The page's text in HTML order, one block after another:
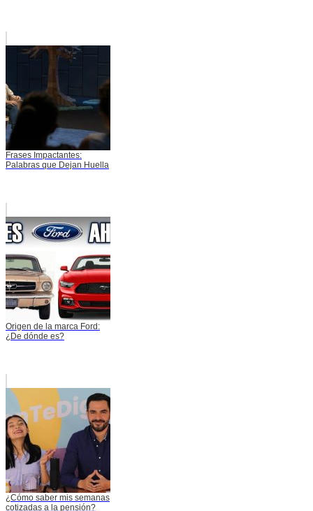
Frases Impactantes:
Palabras que Dejan Huella
Origen de la marca Ford:
¿De dónde es?
¿Cómo saber mis semanas
cotizadas a la pensión?